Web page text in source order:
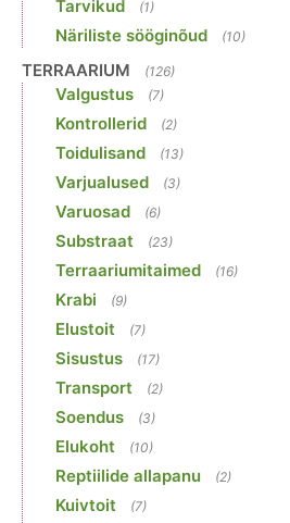
Tarvikud (1)
Näriliste sööginõud (10)
TERRAARIUM (126)
Valgustus (7)
Kontrollerid (2)
Toidulisand (13)
Varjualused (3)
Varuosad (6)
Substraat (23)
Terraariumitaimed (16)
Krabi (9)
Elustoit (7)
Sisustus (17)
Transport (2)
Soendus (3)
Elukoht (10)
Reptiilide allapanu (2)
Kuivtoit (7)